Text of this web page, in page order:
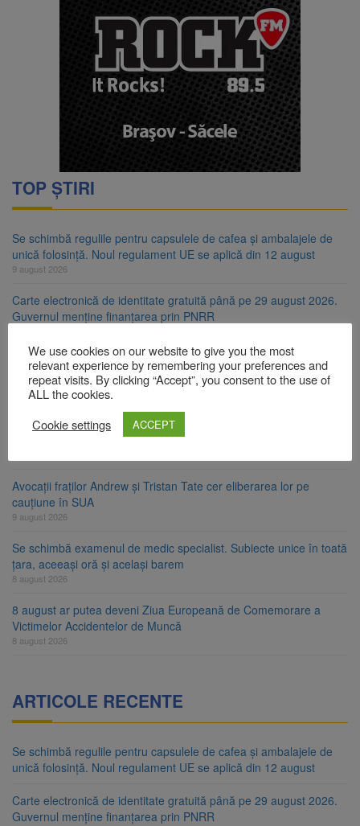
TOP ȘTIRI
Se schimbă regulile pentru capsulele de cafea și ambalajele de
unică folosință. Noul regulament UE se aplică din 12 august
9 august 2026
Carte electronică de identitate gratuită până pe 29 august 2026.
Guvernul menține finanțarea prin PNRR
Zece troițe istorice din Șcheii Brașovului vor fi restaurate.
Contractul de finanțare a fost semnat
9 august 2026
La 97 de ani, a doborât propriul record mondial. Betty Bromage a
zburat din nou pe aripa unui avion
Avocații fraților Andrew și Tristan Tate cer eliberarea lor pe
cauțiune în SUA
9 august 2026
Se schimbă examenul de medic specialist. Subiecte unice în toată
țara, aceeași oră și același barem
8 august 2026
8 august ar putea deveni Ziua Europeană de Comemorare a
Victimelor Accidentelor de Muncă
8 august 2026
ARTICOLE RECENTE
Se schimbă regulile pentru capsulele de cafea și ambalajele de
unică folosință. Noul regulament UE se aplică din 12 august
Carte electronică de identitate gratuită până pe 29 august 2026.
Guvernul menține finanțarea prin PNRR
We use cookies on our website to give you the most
relevant experience by remembering your preferences and
repeat visits. By clicking “Accept”, you consent to the use of
ALL the cookies.
Cookie settings
ACCEPT